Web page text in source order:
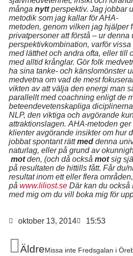
många nyttperspektiv. Jag jobbar
metodik som jag kallar för AHA-
metoden, genom vilken jag hjälper
privatpersoner att förstå – ur denna
perspektivkombination, varför
med lätthet och andra ofta, eller till
med alltid krånglar. Gör folk
ha sina tanke- och känslomönster
medvetna om vad de mest
vikten av att välja den energi man
parallellt med coachning enligt de
beteendevetenskapliga
NLP, den viktiga och avgörande
attraktionslagen. AHA-metoden ger
klienteravgörande insikter om hur
jobbat spontant rättmed denna
naturlag, eller på grund av
motden, (och då också motsig
på resultaten de hittills fått. Får du/
resultat inom ett eller flera
på www.liliost.se Där kan du också
med mig om du vill boka mig för
oktober 13, 2014 15:53
ÄldreMissa inte Fredsgalan i